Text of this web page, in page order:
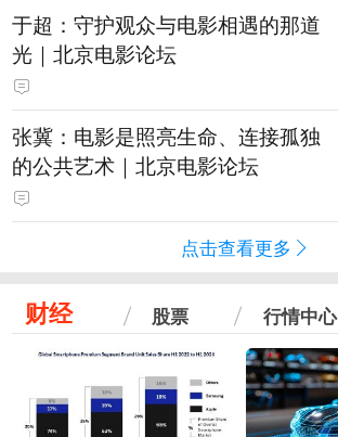
于超：守护观众与电影相遇的那道
光｜北京电影论坛
张冀：电影是照亮生命、连接孤独
的公共艺术｜北京电影论坛
点击查看更多
财经 股票 行情中心